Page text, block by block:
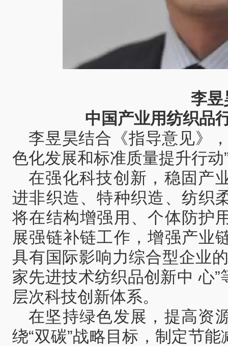
李昱
中国产业用纺织品
李昱昊结合《指导意见》
色化发展和标准质量提升行动
在强化科技创新，稳固产
进非织造、特种织造、纺织
将在结构增强用、个体防护
展强链补链工作，增强产业
具有国际影响力综合型企业
家先进技术纺织品创新中 心
层次科技创新体系。
在坚持绿色发展，提高资
绕“双碳”战略目标，制定节